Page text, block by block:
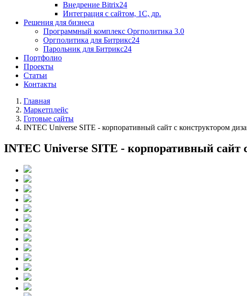
Внедрение Bitrix24
Интеграция с сайтом, 1С, др.
Решения для бизнеса
Программный комплекс Оргполитика 3.0
Оргполитика для Битрикс24
Парольник для Битрикс24
Портфолио
Проекты
Статьи
Контакты
Главная
Маркетплейс
Готовые сайты
INTEC Universe SITE - корпоративный сайт с конструктором
INTEC Universe SITE - корпоративный сайт